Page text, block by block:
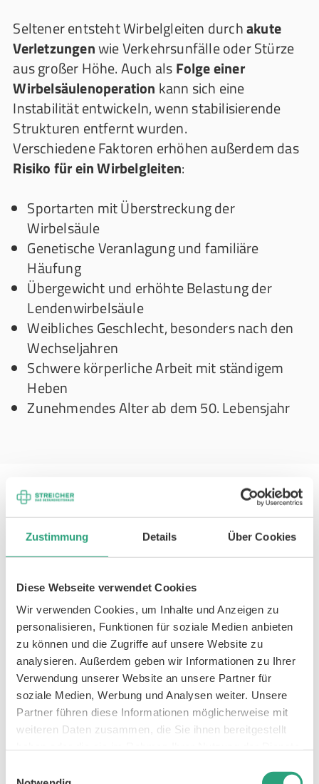
Zustimmung Details Über Cookies
Diese Webseite verwendet Cookies
Wir verwenden Cookies, um Inhalte und Anzeigen zu
personalisieren, Funktionen für soziale Medien anbieten
zu können und die Zugriffe auf unsere Website zu
analysieren. Außerdem geben wir Informationen zu Ihrer
Verwendung unserer Website an unsere Partner für
soziale Medien, Werbung und Analysen weiter. Unsere
Partner führen diese Informationen möglicherweise mit
weiteren Daten zusammen, die Sie ihnen bereitgestellt
Seltener entsteht Wirbelgleiten durchakute
Verletzungenwie Verkehrsunfälle oder Stürze
aus großer Höhe. Auch alsFolge einer
Wirbelsäulenoperation kann sich eine
Instabilität entwickeln, wenn stabilisierende
Strukturen entfernt wurden.
Verschiedene Faktoren erhöhen außerdem das
Risiko für ein Wirbelgleiten:
Sportarten mit Überstreckung der
Wirbelsäule
Genetische Veranlagung und familiäre
Häufung
Übergewicht und erhöhte Belastung der
Lendenwirbelsäule
Weibliches Geschlecht, besonders nach den
Wechseljahren
Schwere körperliche Arbeit mit ständigem
Heben
Zunehmendes Alter ab dem 50. Lebensjahr
Symptome und Beschwerden: Wie
macht sich Wirbelgleiten bemerkbar?
Viele Menschen mit Wirbelgleiten verspüren
zunächst keine Beschwerden. Erst wenn die
Verschiebung zunimmt oder Nervenstrukturen
beeinträchtigtwerden, treten Symptome auf.
Die Art und Intensität der Beschwerden hängen
vomAusmaß des Wirbelgleitens,der
betroffenen Regionund davon ab,welche
Nerven unter Druckgeraten.